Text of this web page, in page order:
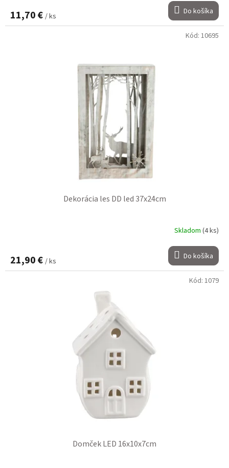
11,70 € / ks Do košíka
Dekorácia les DD led 37x24cm
Skladom (4 ks)
21,90 € / ks Do košíka
Kód: 10695
Domček LED 16x10x7cm
Kód: 1079